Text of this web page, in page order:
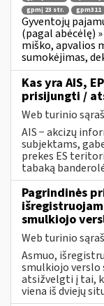
gpmį 23 str.
gpm311
Gyventojų
(pagal abėcėlę)
miško, apvalios
sumokėjimas,
Kas yra AIS,
prisijungti /
Web turinio
AIS − akcizų
subjektams,
prekes ES
tabaką
Pagrindinės
smulkiojo
Web turinio
Asmuo,
smulkiojo verslo
atsižvelgti į tai,
viena iš dviejų